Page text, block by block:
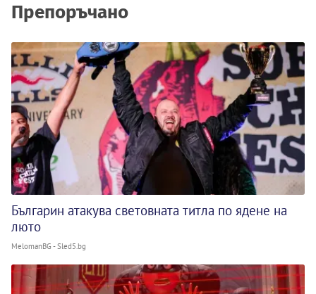
Препоръчано
Българин атакува световната титла по ядене на
люто
MelomanBG - Sled5.bg